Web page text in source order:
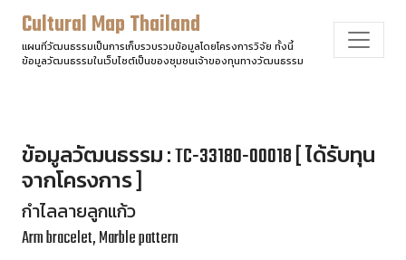
Cultural Map Thailand
แผนที่วัฒนธรรมเป็นการเก็บรวบรวมข้อมูลโดยโครงการวิจัย ทั้งนี้
ข้อมูลวัฒนธรรมในเว็บไซต์เป็นของชุมชนเจ้าของทุนทางวัฒนธรรม
ข้อมูลวัฒนธรรม : TC-33180-00018 [ ได้รับทุน
จากโครงการ ]
กำไลลายลูกแก้ว
Arm bracelet, Marble pattern